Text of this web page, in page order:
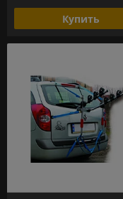
Купить